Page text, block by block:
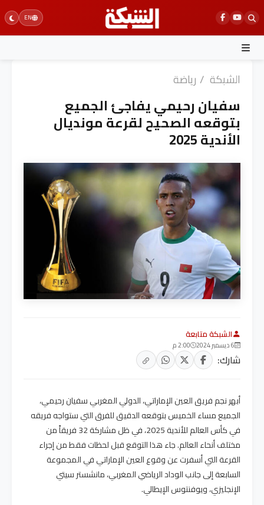
Skip
to
content
EN
الشبكة / رياضة
سفيان رحيمي يفاجئ الجميع
بتوقعه الصحيح لقرعة مونديال
الأندية 2025
الشبكة متابعة
6 ديسمبر 2024 2:00 م
شارك:
أبهر نجم فريق العين الإماراتي، الدولي المغربي سفيان رحيمي،
الجميع مساء الخميس بتوقعه الدقيق للفرق التي ستواجه فريقه
في كأس العالم للأندية 2025، في ظل مشاركة 32 فريقاً من
مختلف أنحاء العالم. جاء هذا التوقع قبل لحظات فقط من إجراء
القرعة التي أسفرت عن وقوع العين الإماراتي في المجموعة
السابعة إلى جانب الوداد الرياضي المغربي، مانشستر سيتي
الإنجليزي، ويوفنتوس الإيطالي.